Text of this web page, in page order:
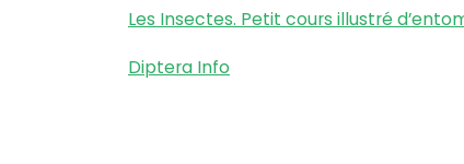
Les Insectes. Petit cours illustré
Diptera Info